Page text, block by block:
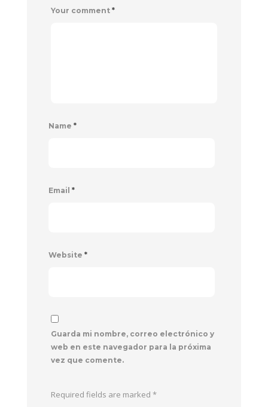
Your comment *
Name *
Email *
Website *
Guarda mi nombre, correo electrónico y
web en este navegador para la próxima
vez que comente.
Required fields are marked *